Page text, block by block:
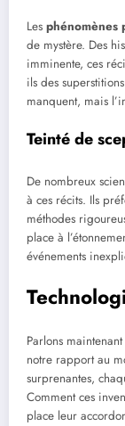
Les phénomènes
de mystère. Des
imminente, ces
ils des
manquent, mais
Teinté de
De nombreux
à ces récits. Ils
méthodes
place à
événements
Parlons
notre rapport au
surprenantes,
Comment ces
place leur